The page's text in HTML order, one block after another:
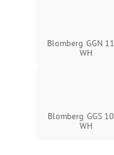
Blomberg GGN
WH
Blomberg GGS
WH